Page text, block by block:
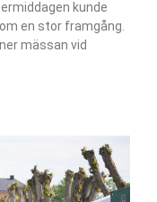
kunde
en stor framgång.
mässan vid